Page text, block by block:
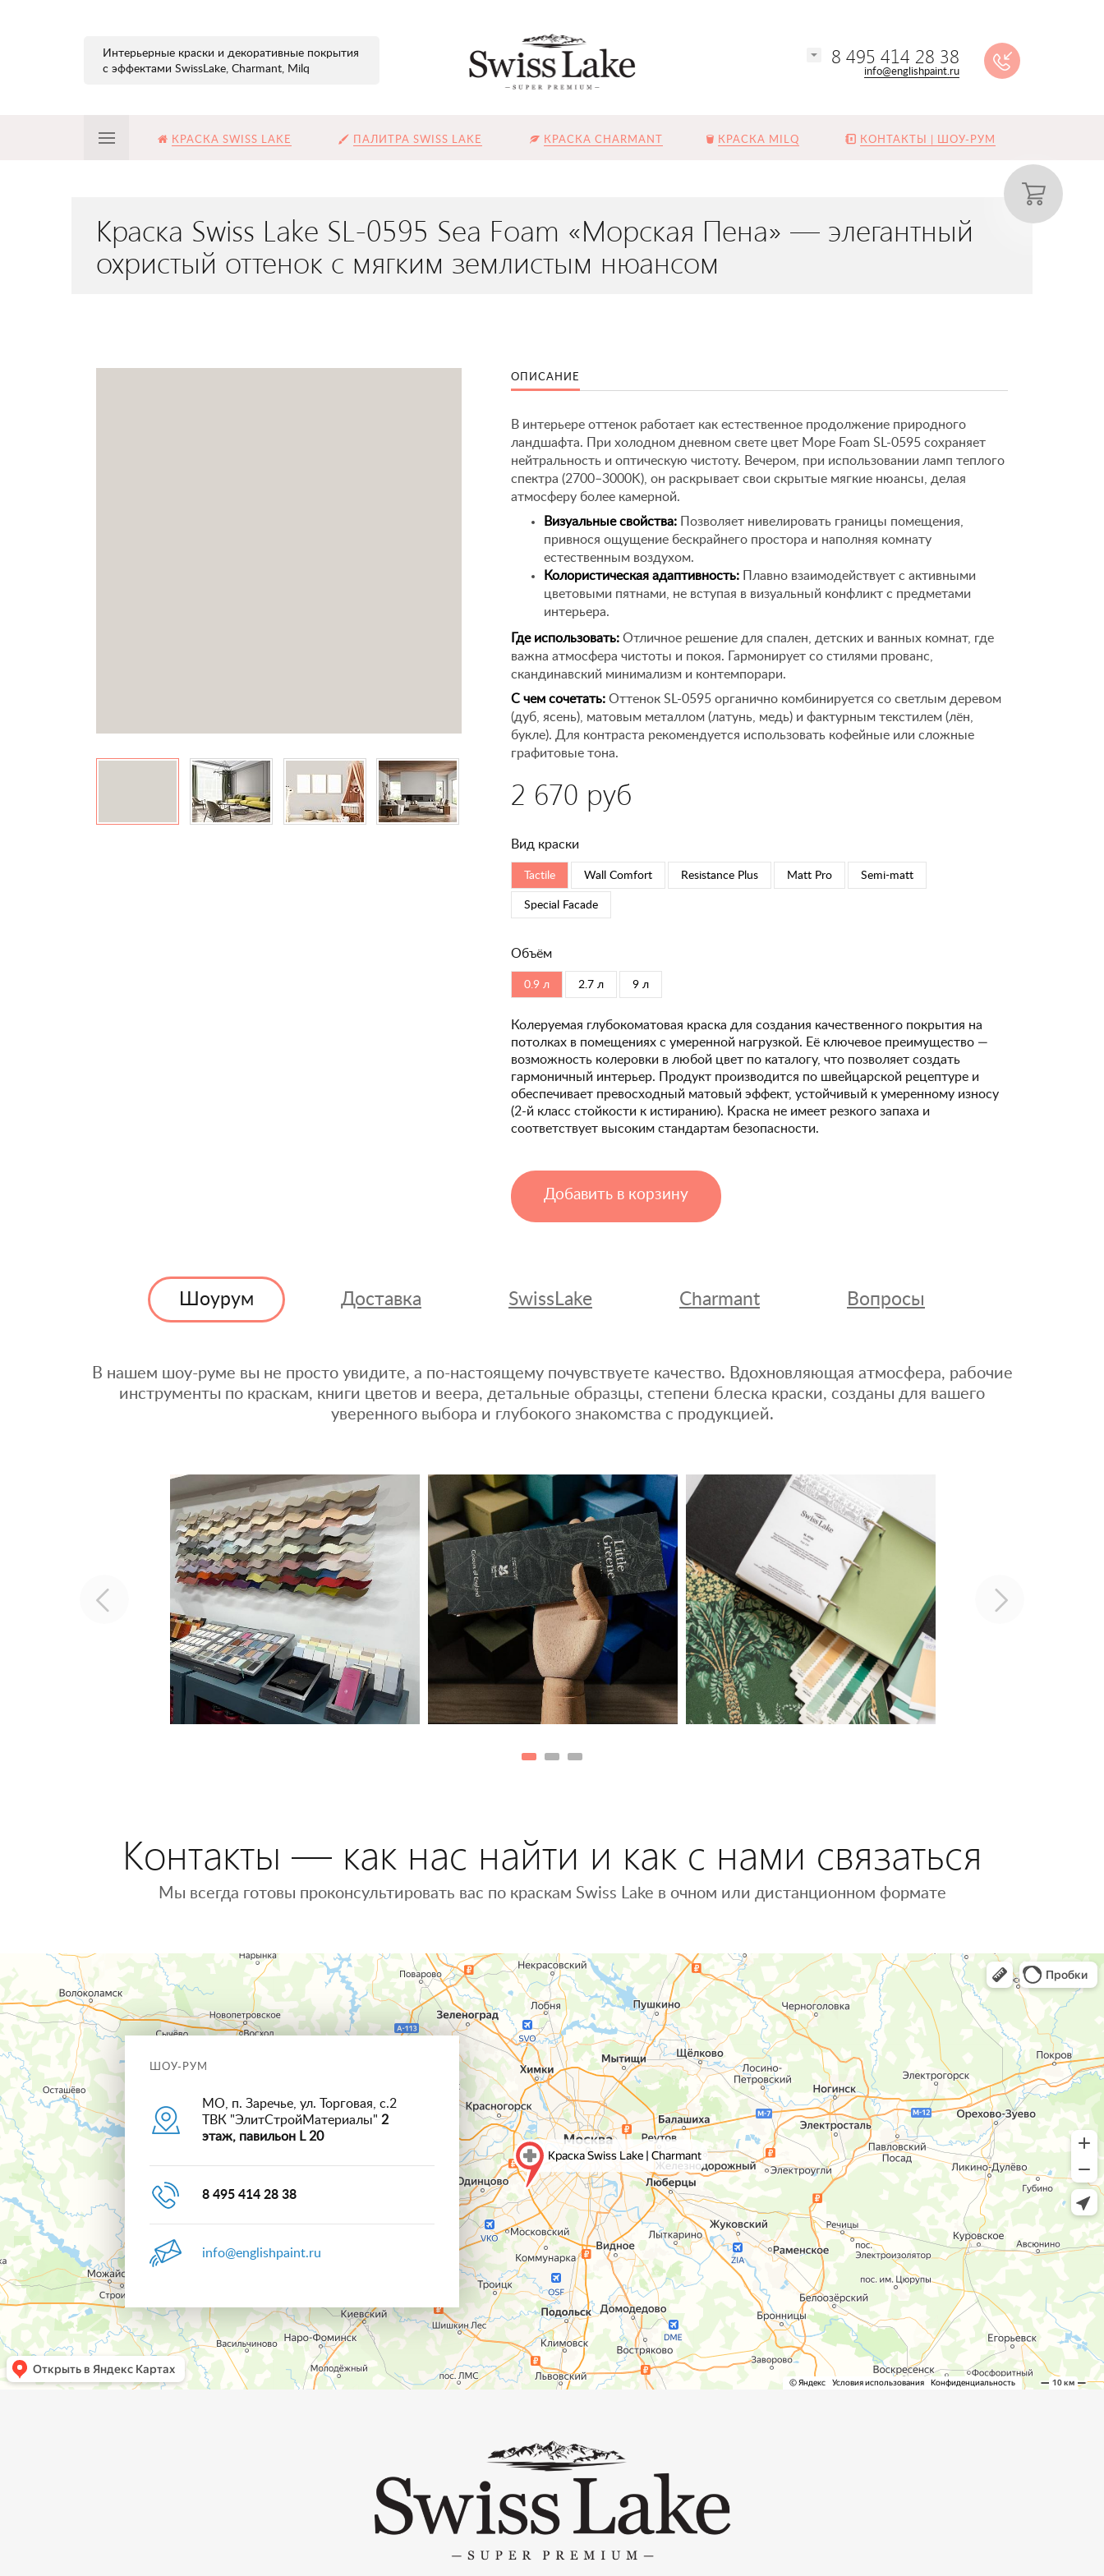
Интерьерные краски и декоративные покрытия
с эффектами SwissLake, Charmant, Milq
8 495 414 28 38
info@englishpaint.ru
КРАСКА SWISS LAKE ПАЛИТРА SWISS LAKE КРАСКА CHARMANT КРАСКА MILQ КОНТАКТЫ | ШОУ-РУМ
Краска Swiss Lake SL-0595 Sea Foam «Морская Пена» — элегантный
охристый оттенок с мягким землистым нюансом
ОПИСАНИЕ
В интерьере оттенок работает как естественное продолжение природного
ландшафта. При холодном дневном свете цвет Море Foam SL-0595 сохраняет
нейтральность и оптическую чистоту. Вечером, при использовании ламп теплого
спектра (2700–3000K), он раскрывает свои скрытые мягкие нюансы, делая
атмосферу более камерной.
Визуальные свойства: Позволяет нивелировать границы помещения,
привнося ощущение бескрайнего простора и наполняя комнату
естественным воздухом.
Колористическая адаптивность: Плавно взаимодействует с активными
цветовыми пятнами, не вступая в визуальный конфликт с предметами
интерьера.
Где использовать: Отличное решение для спален, детских и ванных комнат, где
важна атмосфера чистоты и покоя. Гармонирует со стилями прованс,
скандинавский минимализм и контемпорари.
С чем сочетать: Оттенок SL-0595 органично комбинируется со светлым деревом
(дуб, ясень), матовым металлом (латунь, медь) и фактурным текстилем (лён,
букле). Для контраста рекомендуется использовать кофейные или сложные
графитовые тона.
2 670 руб
Вид краски
Tactile Wall Comfort Resistance Plus Matt Pro Semi-matt
Special Faсade
Объём
0.9 л 2.7 л 9 л
Колеруемая глубокоматовая краска для создания качественного покрытия на
потолках в помещениях с умеренной нагрузкой. Её ключевое преимущество —
возможность колеровки в любой цвет по каталогу, что позволяет создать
гармоничный интерьер. Продукт производится по швейцарской рецептуре и
обеспечивает превосходный матовый эффект, устойчивый к умеренному износу
(2-й класс стойкости к истиранию). Краска не имеет резкого запаха и
соответствует высоким стандартам безопасности.
Добавить в корзину
Шоурум Доставка SwissLake Charmant Вопросы
В нашем шоу-руме вы не просто увидите, а по-настоящему почувствуете качество. Вдохновляющая атмосфера, рабочие
инструменты по краскам, книги цветов и веера, детальные образцы, степени блеска краски, созданы для вашего
уверенного выбора и глубокого знакомства с продукцией.
Контакты — как нас найти и как с нами связаться
Мы всегда готовы проконсультировать вас по краскам Swiss Lake в очном или дистанционном формате
ШОУ-РУМ
МО, п. Заречье, ул. Торговая, с.2
ТВК "ЭлитСтройМатериалы" 2
этаж, павильон L 20
8 495 414 28 38
info@englishpaint.ru